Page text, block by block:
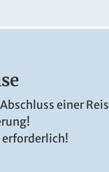
einer
erforderlich!